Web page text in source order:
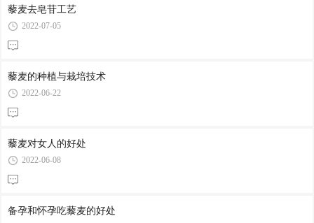
藜麦去皂苷工艺
2022-07-05
藜麦的种植与栽培技术
2022-06-22
藜麦对女人的好处
2022-06-08
备孕和怀孕吃藜麦的好处